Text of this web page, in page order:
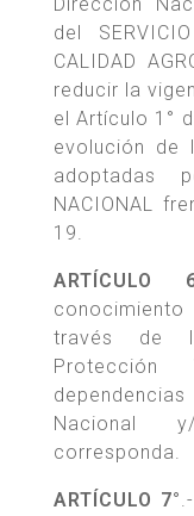
del
CALIDAD
reducir la
el Artículo 1°
evolución de
adoptadas
NACIONAL
19.
ARTÍCULO
través de
Nacional
corresponda.
ARTÍCULO 7°